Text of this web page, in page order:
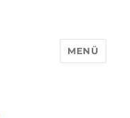
MENÜ